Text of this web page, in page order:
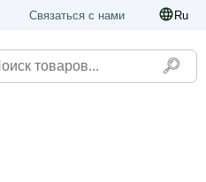
Связаться с нами Ru